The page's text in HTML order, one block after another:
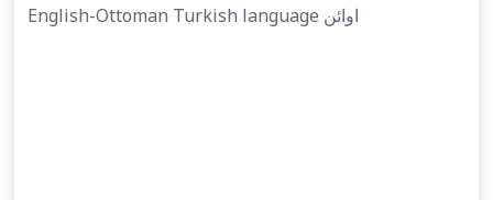
English-Ottoman Turkish language اوائن